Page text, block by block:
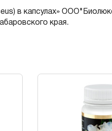
в капсулах»
края.